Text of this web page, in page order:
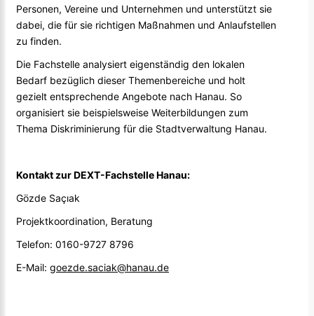
Personen, Vereine und Unternehmen und unterstützt sie
dabei, die für sie richtigen Maßnahmen und Anlaufstellen
zu finden.
Die Fachstelle analysiert eigenständig den lokalen
Bedarf bezüglich dieser Themenbereiche und holt
gezielt entsprechende Angebote nach Hanau. So
organisiert sie beispielsweise Weiterbildungen zum
Thema Diskriminierung für die Stadtverwaltung Hanau.
Kontakt zur DEXT-Fachstelle Hanau:
Gözde Saçıak
Projektkoordination, Beratung
Telefon: 0160-9727 8796
E-Mail: goezde.saciak@hanau.de